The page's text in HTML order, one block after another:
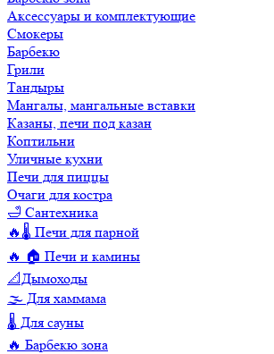
Аксессуары и комплектующие
Смокеры
Барбекю
Грили
Тандыры
Мангалы, мангальные вставки
Казаны, печи под казан
Коптильни
Уличные кухни
Печи для пиццы
Очаги для костра
🛁 Сантехника
🔥🌡️ Печи для парной
🔥 🏠 Печи и камины
📐Дымоходы
🌫️ Для хаммама
🌡️ Для сауны
🔥 Барбекю зона